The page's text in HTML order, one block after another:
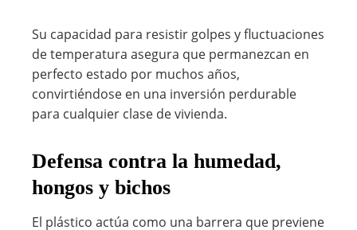
Su capacidad para resistir golpes y fluctuaciones
de temperatura asegura que permanezcan en
perfecto estado por muchos años,
convirtiéndose en una inversión perdurable
para cualquier clase de vivienda.
Defensa contra la humedad,
hongos y bichos
El plástico actúa como una barrera que previene